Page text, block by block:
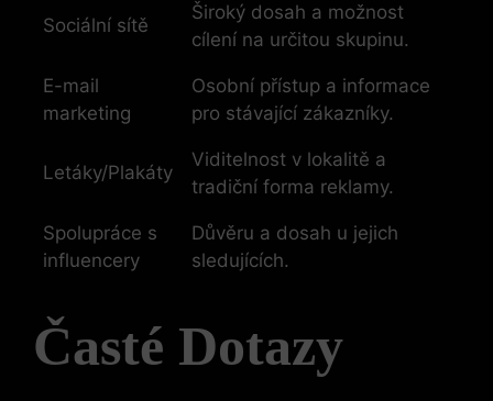
Sociální sítě
Široký dosah a možnost
cílení na určitou skupinu.
E-mail
marketing
Osobní přístup a informace
pro stávající zákazníky.
Letáky/Plakáty
Viditelnost v lokalitě a
tradiční forma reklamy.
Spolupráce s
influencery
Důvěru a dosah u jejich
sledujících.
Časté Dotazy